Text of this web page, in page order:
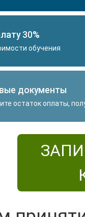
30%
обучения
документы
остаток оплаты,